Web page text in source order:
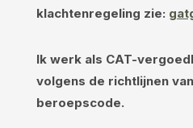
klachtenregeling zie:
Ik werk als CAT-
volgens de richtlijnen
beroepscode.